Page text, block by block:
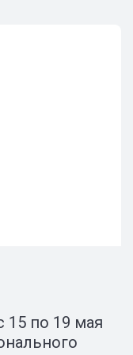
15 по 19 мая